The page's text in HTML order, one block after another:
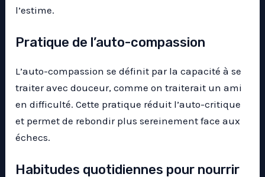
l’estime.
Pratique de l’auto-compassion
L’auto-compassion se définit par la capacité à se
traiter avec douceur, comme on traiterait un ami
en difficulté. Cette pratique réduit l’auto-critique
et permet de rebondir plus sereinement face aux
échecs.
Habitudes quotidiennes pour nourrir